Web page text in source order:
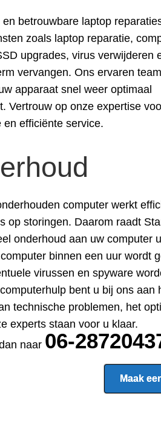
en betrouwbare laptop
zoals laptop reparatie,
upgrades, virus verwijderen
vervangen. Ons ervaren
apparaat snel weer optimaal
Vertrouw op onze expertise
en efficiënte service.
computer werkt
op storingen. Daarom raadt
onderhoud aan uw computer
binnen een uur wordt
virussen en spyware
bent u bij ons
technische problemen, het
experts staan voor u klaar.
naar 06-
Maak